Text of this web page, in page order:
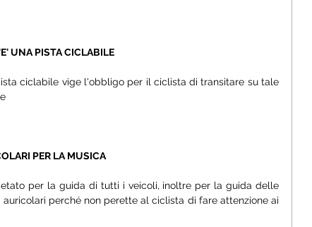
UNA PISTA CICLABILE
ciclabile vige l'obbligo per il ciclista di transitare su tale
PER LA MUSICA
per la guida di tutti i veicoli, inoltre per la guida delle
perché non perette al ciclista di fare attenzione ai